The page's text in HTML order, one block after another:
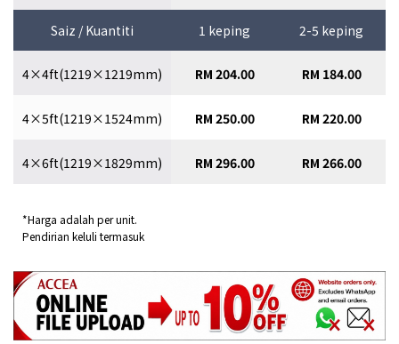
Saiz / Kuantiti 1 keping 2-5 keping
4×4ft(1219×1219mm) RM 204.00 RM 184.00
4×5ft(1219×1524mm) RM 250.00 RM 220.00
4×6ft(1219×1829mm) RM 296.00 RM 266.00
*Harga adalah per unit.
Pendirian keluli termasuk